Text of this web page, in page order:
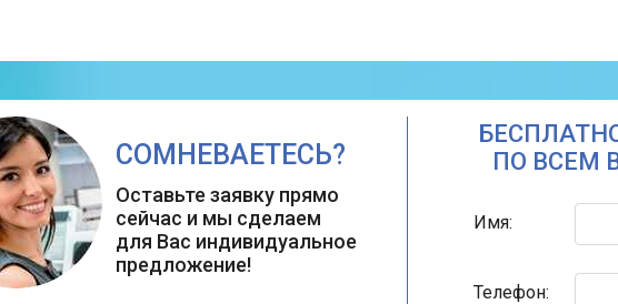
СОМНЕВАЕТЕСЬ?
Оставьте заявку прямо
сейчас и мы сделаем
для Вас индивидуальное
предложение!
ПО ВСЕМ
Имя:
Телефон: